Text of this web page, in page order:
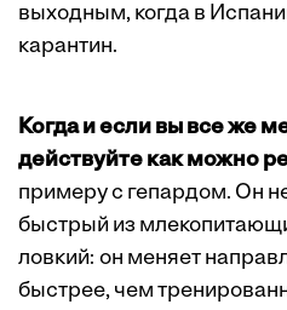
выходным, когда в
карантин.
Когда и если вы все же
действуйте как можно
примеру с гепардом. Он
быстрый из
ловкий: он меняет
быстрее, чем